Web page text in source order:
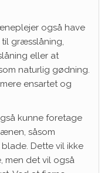
også have
græsslåning,
eller at
naturlig gødning.
ensartet og
kunne foretage
såsom
Dette vil ikke
men det vil også